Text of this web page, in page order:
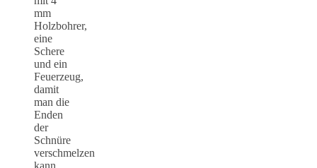
mm
Holzbohrer,
eine
Schere
und ein
Feuerzeug,
damit
man die
Enden
der
Schnüre
verschmelzen
kann.